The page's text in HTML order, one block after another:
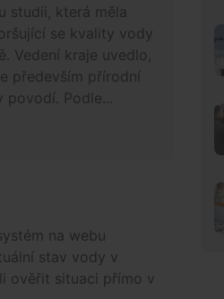
studii, která měla
se kvality vody
Vedení kraje uvedlo,
především přírodní
Podle...
na webu
stav vody v
ověřit situaci přímo v